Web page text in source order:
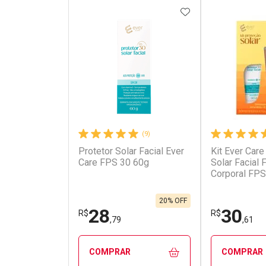
Ativar Desconto
Por R$ 82,59/cada
Ativar
Por R$
Por R$
(9)
Protetor Solar Facial Ever
Care FPS 30 60g
R$28,79
20% OFF
ADICIONAR AOS
COMPRAR
Kit Ever
Solar Facial
Corporal
R$30,61
COMPRAR